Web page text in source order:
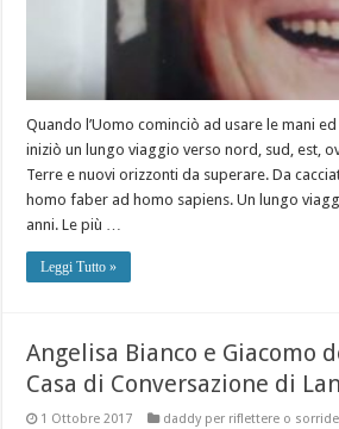
Quando l’Uomo cominciò ad usare le mani
iniziò un lungo viaggio verso nord, sud, est,
Terre e nuovi orizzonti da superare. Da
homo faber ad homo sapiens. Un lungo
anni. Le più …
Leggi Tutto »
Angelisa Bianco e Giacomo
Casa di Conversazione di
1 Ottobre 2017 daddy per riflettere o